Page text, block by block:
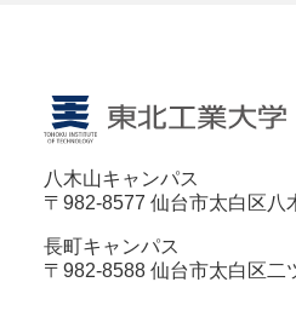
八木山キャンパス
〒982-8577 仙台市太白区八
長町キャンパス
〒982-8588 仙台市太白区二